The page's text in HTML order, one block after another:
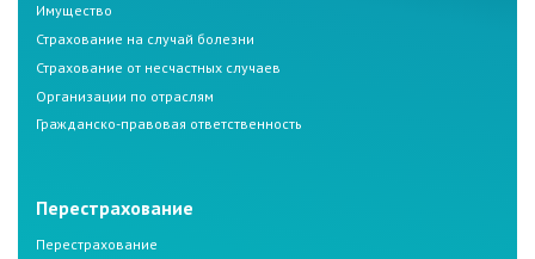
Имущество
Страхование на случай болезни
Страхование от несчастных случаев
Организации по отраслям
Гражданско-правовая ответственность
Перестрахование
Перестрахование